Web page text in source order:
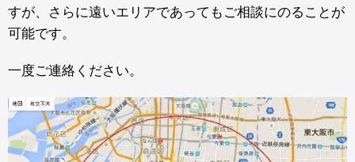
すが、さらに遠いエリアであってもご相談にのることが
可能です。
一度ご連絡ください。